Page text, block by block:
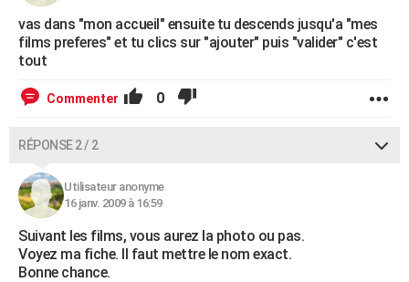
Dictionnaire
Biographies
Citations
Expressions
Proverbes
PROGRAMME TV
COPAINS D'AVANT
S'inscrire
Se connecter
Lycées
Collèges
Primaires
Universités
Entreprises
Service militaire
Avis de recherche
AVIS DE DÉCÈS
FORUM
Bricolage
Lifestyle
Culture
Sport
Auto
Television
Voyage
Cinema
vas dans "mon accueil" ensuite tu descends jusqu'a "mes
films preferes" et tu clics sur "ajouter" puis "valider" c'est
tout
Commenter 0
RÉPONSE 2 / 2
Utilisateur anonyme
16 janv. 2009 à 16:59
Suivant les films, vous aurez la photo ou pas.
Voyez ma fiche. Il faut mettre le nom exact.
Bonne chance.